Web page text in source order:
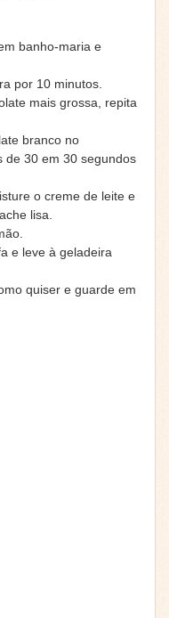
banho-maria e
por 10 minutos.
mais grossa, repita
branco no
de 30 em 30 segundos
o creme de leite e
lisa.
e leve à geladeira
quiser e guarde em